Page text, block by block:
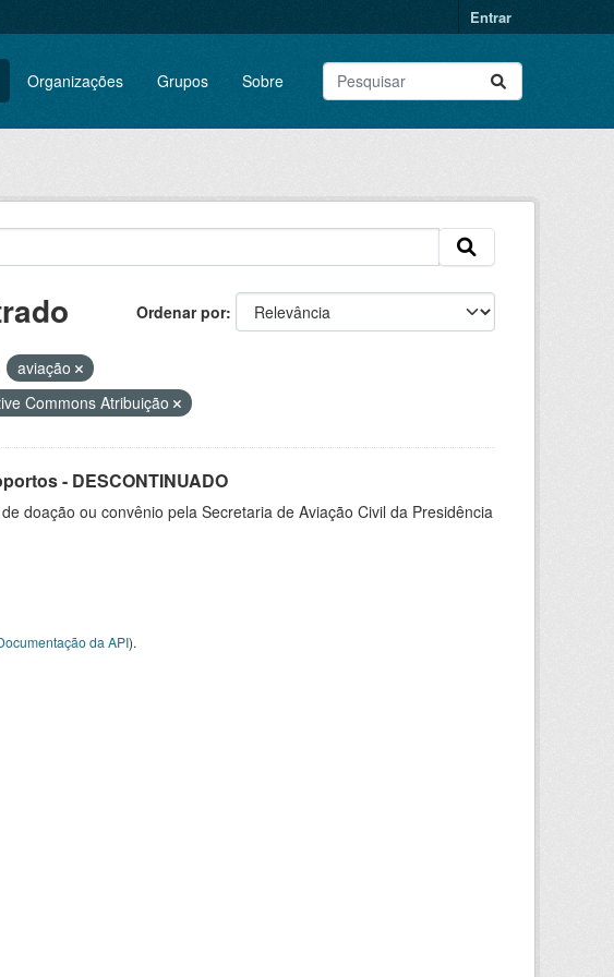
Entrar
Organizações Grupos Sobre
Ordenar por
aviação
Commons Atribuição
- DESCONTINUADO
doação ou convênio pela Secretaria de Aviação Civil da Presidência
da API).